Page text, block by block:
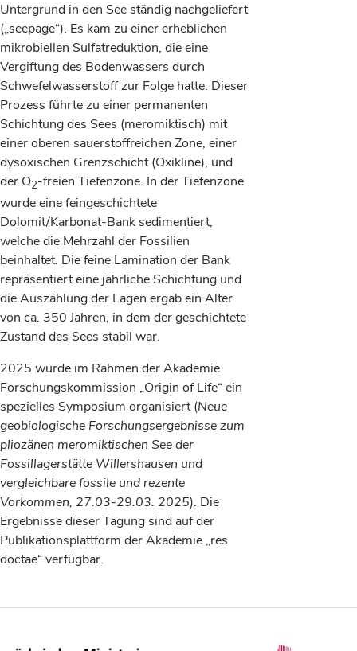
Untergrund in den See ständig nachgeliefert
(„seepage“). Es kam zu einer erheblichen
mikrobiellen Sulfatreduktion, die eine
Vergiftung des Bodenwassers durch
Schwefelwasserstoff zur Folge hatte. Dieser
Prozess führte zu einer permanenten
Schichtung des Sees (meromiktisch) mit
einer oberen sauerstoffreichen Zone, einer
dysoxischen Grenzschicht (Oxikline), und
der O2-freien Tiefenzone. In der Tiefenzone
wurde eine feingeschichtete
Dolomit/Karbonat-Bank sedimentiert,
welche die Mehrzahl der Fossilien
beinhaltet. Die feine Lamination der Bank
repräsentiert eine jährliche Schichtung und
die Auszählung der Lagen ergab ein Alter
von ca. 350 Jahren, in dem der geschichtete
Zustand des Sees stabil war.
2025 wurde im Rahmen der Akademie
Forschungskommission „Origin of Life“ ein
spezielles Symposium organisiert (Neue
geobiologische Forschungsergebnisse zum
pliozänen meromiktischen See der
Fossillagerstätte Willershausen und
vergleichbare fossile und rezente
Vorkommen, 27.03-29.03. 2025). Die
Ergebnisse dieser Tagung sind auf der
Publikationsplattform der Akademie „res
doctae“ verfügbar.